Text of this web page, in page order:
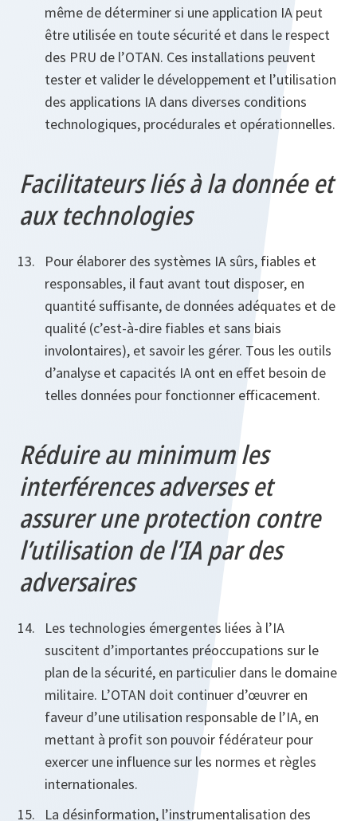
même de déterminer si une application IA peut
être utilisée en toute sécurité et dans le respect
des PRU de l’OTAN. Ces installations peuvent
tester et valider le développement et l’utilisation
des applications IA dans diverses conditions
technologiques, procédurales et opérationnelles.
Facilitateurs liés à la donnée et
aux technologies
Pour élaborer des systèmes IA sûrs, fiables et
responsables, il faut avant tout disposer, en
quantité suffisante, de données adéquates et de
qualité (c’est-à-dire fiables et sans biais
involontaires), et savoir les gérer. Tous les outils
d’analyse et capacités IA ont en effet besoin de
telles données pour fonctionner efficacement.
Réduire au minimum les
interférences adverses et
assurer une protection contre
l’utilisation de l’IA par des
adversaires
Les technologies émergentes liées à l’IA
suscitent d’importantes préoccupations sur le
plan de la sécurité, en particulier dans le domaine
militaire. L’OTAN doit continuer d’œuvrer en
faveur d’une utilisation responsable de l’IA, en
mettant à profit son pouvoir fédérateur pour
exercer une influence sur les normes et règles
internationales.
La désinformation, l’instrumentalisation des